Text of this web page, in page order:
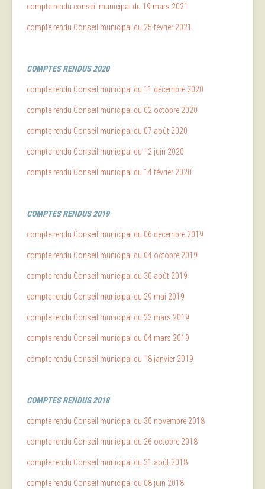
compte rendu conseil municipal du 19 mars 2021
compte rendu Conseil municipal du 25 février 2021
COMPTESRENDUS 2020
compte rendu Conseil municipal du 11 décembre 2020
compte rendu Conseil municipal du 02 octobre 2020
compte rendu Conseil municipal du 07 août 2020
compte rendu Conseil municipal du 12 juin 2020
compte rendu Conseil municipal du 14 février 2020
COMPTESRENDUS 2019
compte rendu Conseil municipal du 06 decembre 2019
compte rendu Conseil municipal du 04 octobre 2019
compte rendu Conseil municipal du 30 août 2019
compte rendu Conseil municipal du 29 mai 2019
compte rendu Conseil municipal du 22 mars 2019
compte rendu Conseil municipal du 04 mars 2019
compte rendu Conseil municipal du 18 janvier 2019
COMPTESRENDUS 2018
compte rendu Conseil municipal du 30 novembre 2018
compte rendu Conseil municipal du 26 octobre 2018
compte rendu Conseil municipal du 31 août 2018
compte rendu Conseil municipal du 08 juin 2018